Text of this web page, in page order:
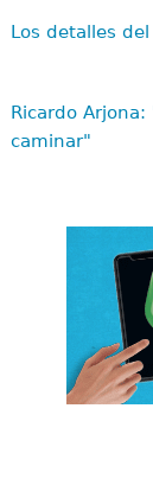
Los detalles
Ricardo
caminar"